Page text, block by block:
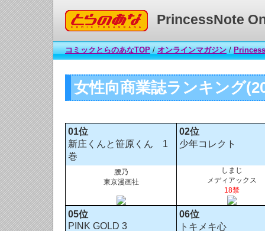
コミックとらのあな PrincessNote
コミックとらのあなTOP/オンラインマガジン/
女性向商業誌ランキング
01位
新庄くんと笹原くん 1
巻
02位
少年コレクト
腰乃
東京漫画社
しまじ
メディアックス
18禁
05位
PINK GOLD 3
06位
トキメキ心